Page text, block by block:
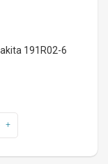
191R02-6
+